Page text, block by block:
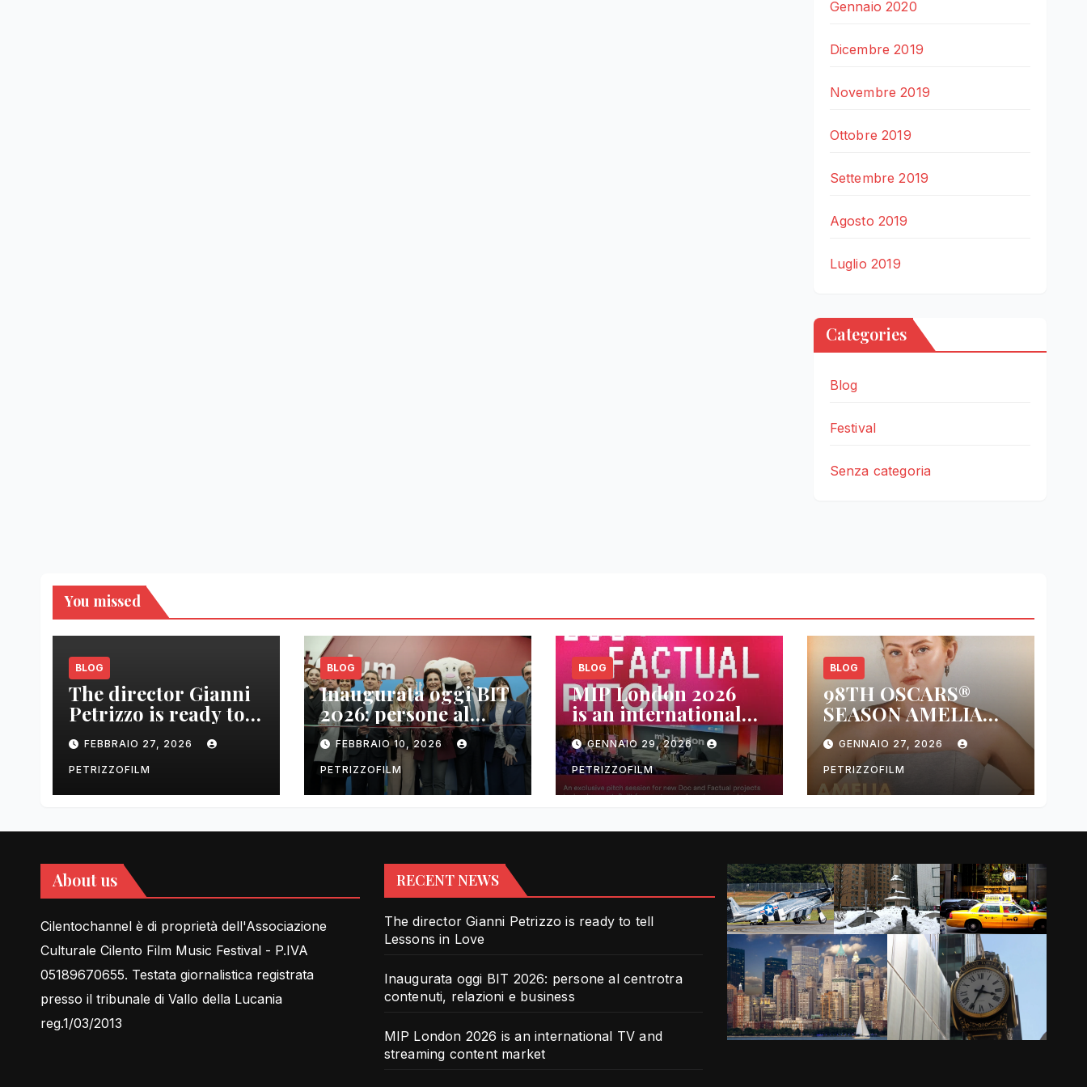
Gennaio 2020
Dicembre 2019
Novembre 2019
Ottobre 2019
Settembre 2019
Agosto 2019
Luglio 2019
Categories
Blog
Festival
Senza categoria
You missed
BLOG
The director Gianni
Petrizzo is ready to
tell Lessons in Love
FEBBRAIO 27, 2026
PETRIZZOFILM
BLOG
Inaugurata oggi BIT
2026: persone al
centrotra contenuti,
relazioni e business
FEBBRAIO 10, 2026
PETRIZZOFILM
BLOG
MIP London 2026
is an international
TV and streaming
content market
GENNAIO 29, 2026
PETRIZZOFILM
BLOG
98TH OSCARS®
SEASON AMELIA
DIMOLDENBERG
RETURNS FOR
THIRD YEAR
GENNAIO 27, 2026
PETRIZZOFILM
About us
Cilentochannel è di proprietà dell'Associazione
Culturale Cilento Film Music Festival - P.IVA
05189670655. Testata giornalistica registrata
presso il tribunale di Vallo della Lucania
reg.1/03/2013
RECENT NEWS
The director Gianni Petrizzo is ready to tell
Lessons in Love
Inaugurata oggi BIT 2026: persone al centrotra
contenuti, relazioni e business
MIP London 2026 is an international TV and
streaming content market